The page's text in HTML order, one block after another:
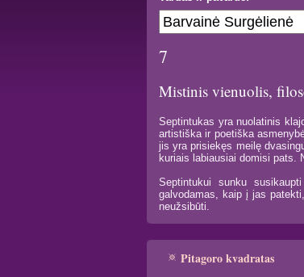
7
Mistinis vienuolis,
Septintukas yra nuolatinis
artistiška ir poetiška
jis yra prisiekęs meilę
kuriais labiausiai domisi pats.
Septintukui sunku
galvodamas, kaip į jas
neužsibūti.
Pitagoro kvadratas